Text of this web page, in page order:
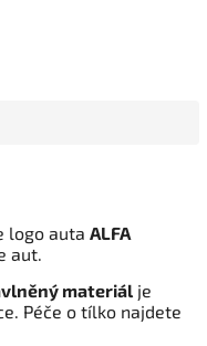
logo auta ALFA
aut.
materiál je
Péče o tílko najdete